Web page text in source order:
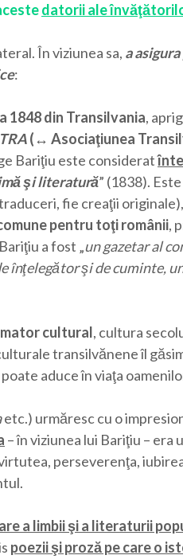
datorii ale
În viziunea sa, a
:
1848 din Transilvania,
(↔ Aso­ciaţiunea
Bariţiu este considerat
şi literatură” (1838).
fie creaţii
pentru toţi românii,
a fost „un gazetar al
înţelegător şi de cuminte,
cultural, cultura
transilvănene îl
aduce în viaţa
etc.) urmăresc cu o
– în viziunea lui Bariţiu – era
perseverenţa,
a limbii şi a literaturii
poezii şi proză pe care o